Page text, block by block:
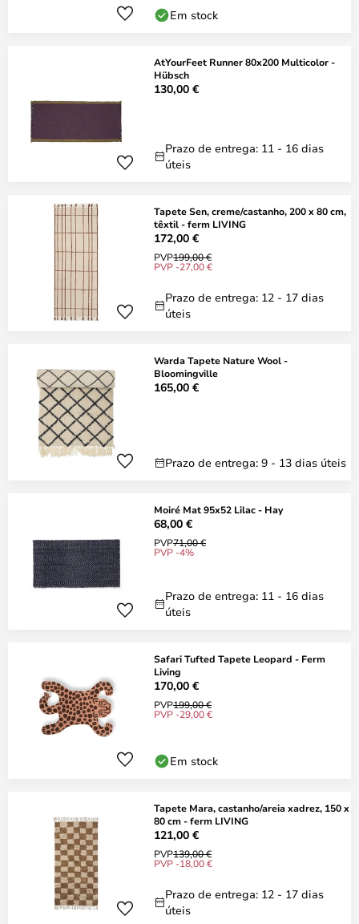
Em stock
AtYourFeet Runner 80x200 Multicolor -
Hübsch
130,00 €
Prazo de entrega: 11 - 16 dias
úteis
Tapete Sen, creme/castanho, 200 x 80 cm,
têxtil - ferm LIVING
172,00 €
PVP199,00 €
PVP -27,00 €
Prazo de entrega: 12 - 17 dias
úteis
Warda Tapete Nature Wool -
Bloomingville
165,00 €
Prazo de entrega: 9 - 13 dias úteis
Moiré Mat 95x52 Lilac - Hay
68,00 €
PVP71,00 €
PVP -4%
Prazo de entrega: 11 - 16 dias
úteis
Safari Tufted Tapete Leopard - Ferm
Living
170,00 €
PVP199,00 €
PVP -29,00 €
Em stock
Tapete Mara, castanho/areia xadrez, 150 x
80 cm - ferm LIVING
121,00 €
PVP139,00 €
PVP -18,00 €
Prazo de entrega: 12 - 17 dias
úteis